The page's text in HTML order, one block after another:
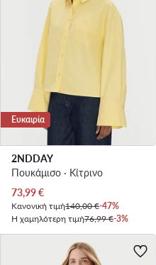
Ευκαιρία
2NDDAY
Πουκάμισο · Κίτρινο
Τρέχουσα τιμή
73,99€
Κανονική τιμή140,00 €-47%
Η χαμηλότερη τιμή76,99 €-3%